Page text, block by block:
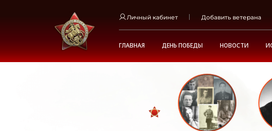
Личный кабинет Добавить ветерана
ГЛАВНАЯ ДЕНЬ ПОБЕДЫ НОВОСТИ